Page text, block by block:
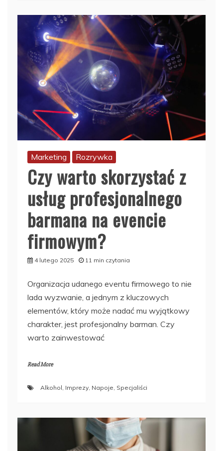
Marketing Rozrywka
Czy warto skorzystać z
usług profesjonalnego
barmana na evencie
firmowym?
4 lutego 2025 11 min czytania
Organizacja udanego eventu firmowego to nie
lada wyzwanie, a jednym z kluczowych
elementów, który może nadać mu wyjątkowy
charakter, jest profesjonalny barman. Czy
warto zainwestować
Read More
Alkohol, Imprezy, Napoje, Specjaliści